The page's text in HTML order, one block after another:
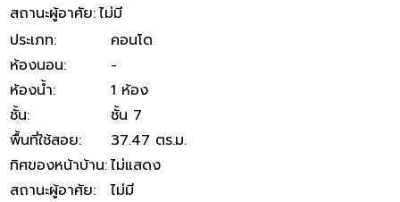
สถานะผู้อาศัย:ไม่มี
ประเภท:
คอนโด
ห้องนอน:
-
ห้องน้ำ:
1 ห้อง
ชั้น:
ชั้น 7
พื้นที่ใช้สอย:
37.47 ตร.ม.
ทิศของหน้าบ้าน:ไม่แสดง
สถานะผู้อาศัย:
ไม่มี